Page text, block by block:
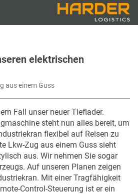
elektrischen
aus einem Guss
Fall unser neuer Tieflader.
steht nun alles bereit, um
flexibel auf Reisen zu
Lkw-Zug aus einem Guss sieht
aus. Wir nehmen Sie sogar
Auf unseren Planen zeigen
Mit einer Tragfähigkeit
Control-Steuerung ist er ein